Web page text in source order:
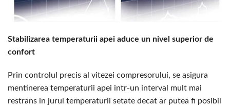
Stabilizarea temperaturii apei aduce un nivel superior de
confort
Prin controlul precis al vitezei compresorului, se asigura
mentinerea temperaturii apei intr-un interval mult mai
restrans in jurul temperaturii setate decat ar putea fi posibil